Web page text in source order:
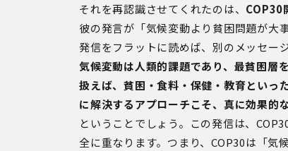
それを再認識させてくれたのは、 COP30
彼の発言が「気候変動より貧困問題が大
発信をフラットに読めば、別のメッセー
気候変動は人類的課題であり、最貧困層
扱えば、貧困・食料・保健・教育といっ
に解決するアプローチこそ、真に効果的
ということでしょう。この発信は、
全に重なります。つまり、 COP30は「気